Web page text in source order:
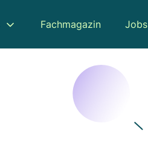
Fachmagazin Jobs